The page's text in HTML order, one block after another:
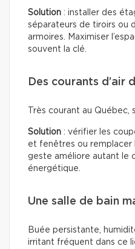
Solution : installer des
séparateurs de tiroirs ou
armoires. Maximiser
souvent la clé.
Des courants d’air
Très courant au Québec,
Solution : vérifier les
et fenêtres ou remplacer
geste améliore autant le
énergétique.
Une salle de bain
Buée persistante,
irritant fréquent dans ce